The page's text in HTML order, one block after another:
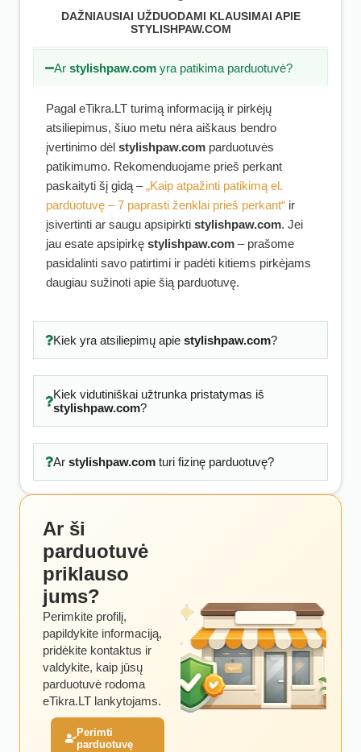
DAŽNIAUSIAI UŽDUODAMI KLAUSIMAI APIE
STYLISHPAW.COM
Arstylishpaw.com yra patikima parduotuvė?
Pagal eTikra.LT turimą informaciją ir pirkėjų
atsiliepimus, šiuo metu nėra aiškaus bendro
įvertinimo dėl stylishpaw.com parduotuvės
patikimumo. Rekomenduojame prieš perkant
paskaityti šį gidą –„Kaip atpažinti patikimą el.
parduotuvę – 7 paprasti ženklai prieš perkant“ ir
įsivertinti ar saugu apsipirkti stylishpaw.com. Jei
jau esate apsipirkę stylishpaw.com – prašome
pasidalinti savo patirtimi ir padėti kitiems pirkėjams
daugiau sužinoti apie šią parduotuvę.
Kiek yra atsiliepimų apie stylishpaw.com?
Kiek vidutiniškai užtrunka pristatymas iš
stylishpaw.com?
Ar stylishpaw.comturi fizinę parduotuvę?
Ar ši
parduotuvė
priklauso
jums?
Perimkite profilį,
papildykite informaciją,
pridėkite kontaktus ir
valdykite, kaip jūsų
parduotuvė rodoma
eTikra.LT lankytojams.
Perimti
parduotuvę